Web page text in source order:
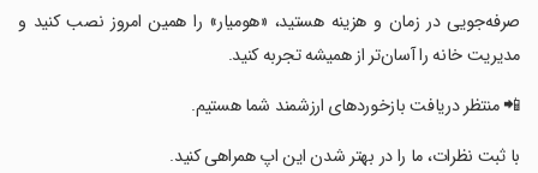
صرفه‌جویی در زمان و هزینه هستید، «هومیار» را همین امروز نصب کنید و
مدیریت خانه را آسان‌تر از همیشه تجربه کنید.
‏📲 منتظر دریافت بازخوردهای ارزشمند شما هستیم.
‏با ثبت نظرات، ما را در بهتر شدن این اپ همراهی کنید.